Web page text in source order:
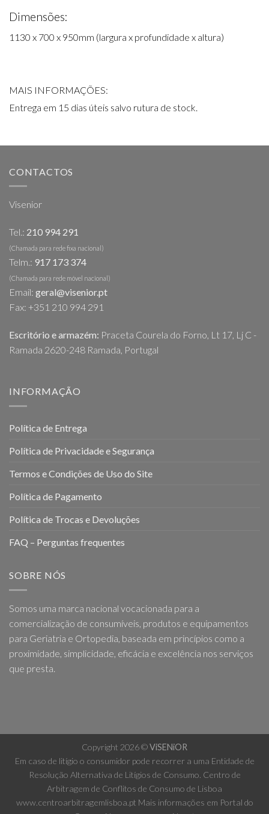
Dimensões:
1130 x 700 x 950mm (largura x profundidade x altura)
MAIS INFORMAÇÕES:
Entrega em 15 dias úteis salvo rutura de stock.
CONTACTOS
Visenior
Tel.: 210 994 291
(Chamada para rede fixa nacional)
Telm.: 917 173 374
(Chamada para rede móvel nacional)
Email: geral@visenior.pt
Fax: +351 210 994 291
Escritório e armazém: Praceta Courela do Forno, Lt 17, Lj C -
Ramada 2620-248 Ramada, Portugal
INFORMAÇÃO
Política de Entrega
Política de Privacidade e Segurança
Termos e Condições de Uso do Site
Política de Pagamento
Política de Trocas e Devoluções
FAQ – Perguntas frequentes
SOBRE NÓS
Somos uma marca nacional vocacionada para a
comercialização de consumíveis, produtos e equipamentos
para Geriatria e Ortopedia, baseada em princípios como a
proximidade, simplicidade, eficácia e excelência nos serviços
que presta.
Copyright 2026 ©ViSENiOR
Em caso de litígio o consumidor pode recorrer a uma Entidade de
Resolução Alternativa de Litígios de Consumo. Centro de
Arbitragem de Conflitos de Consumo de Lisboa
www.centroarbitragemlisboa.pt Mais informações em Portal do